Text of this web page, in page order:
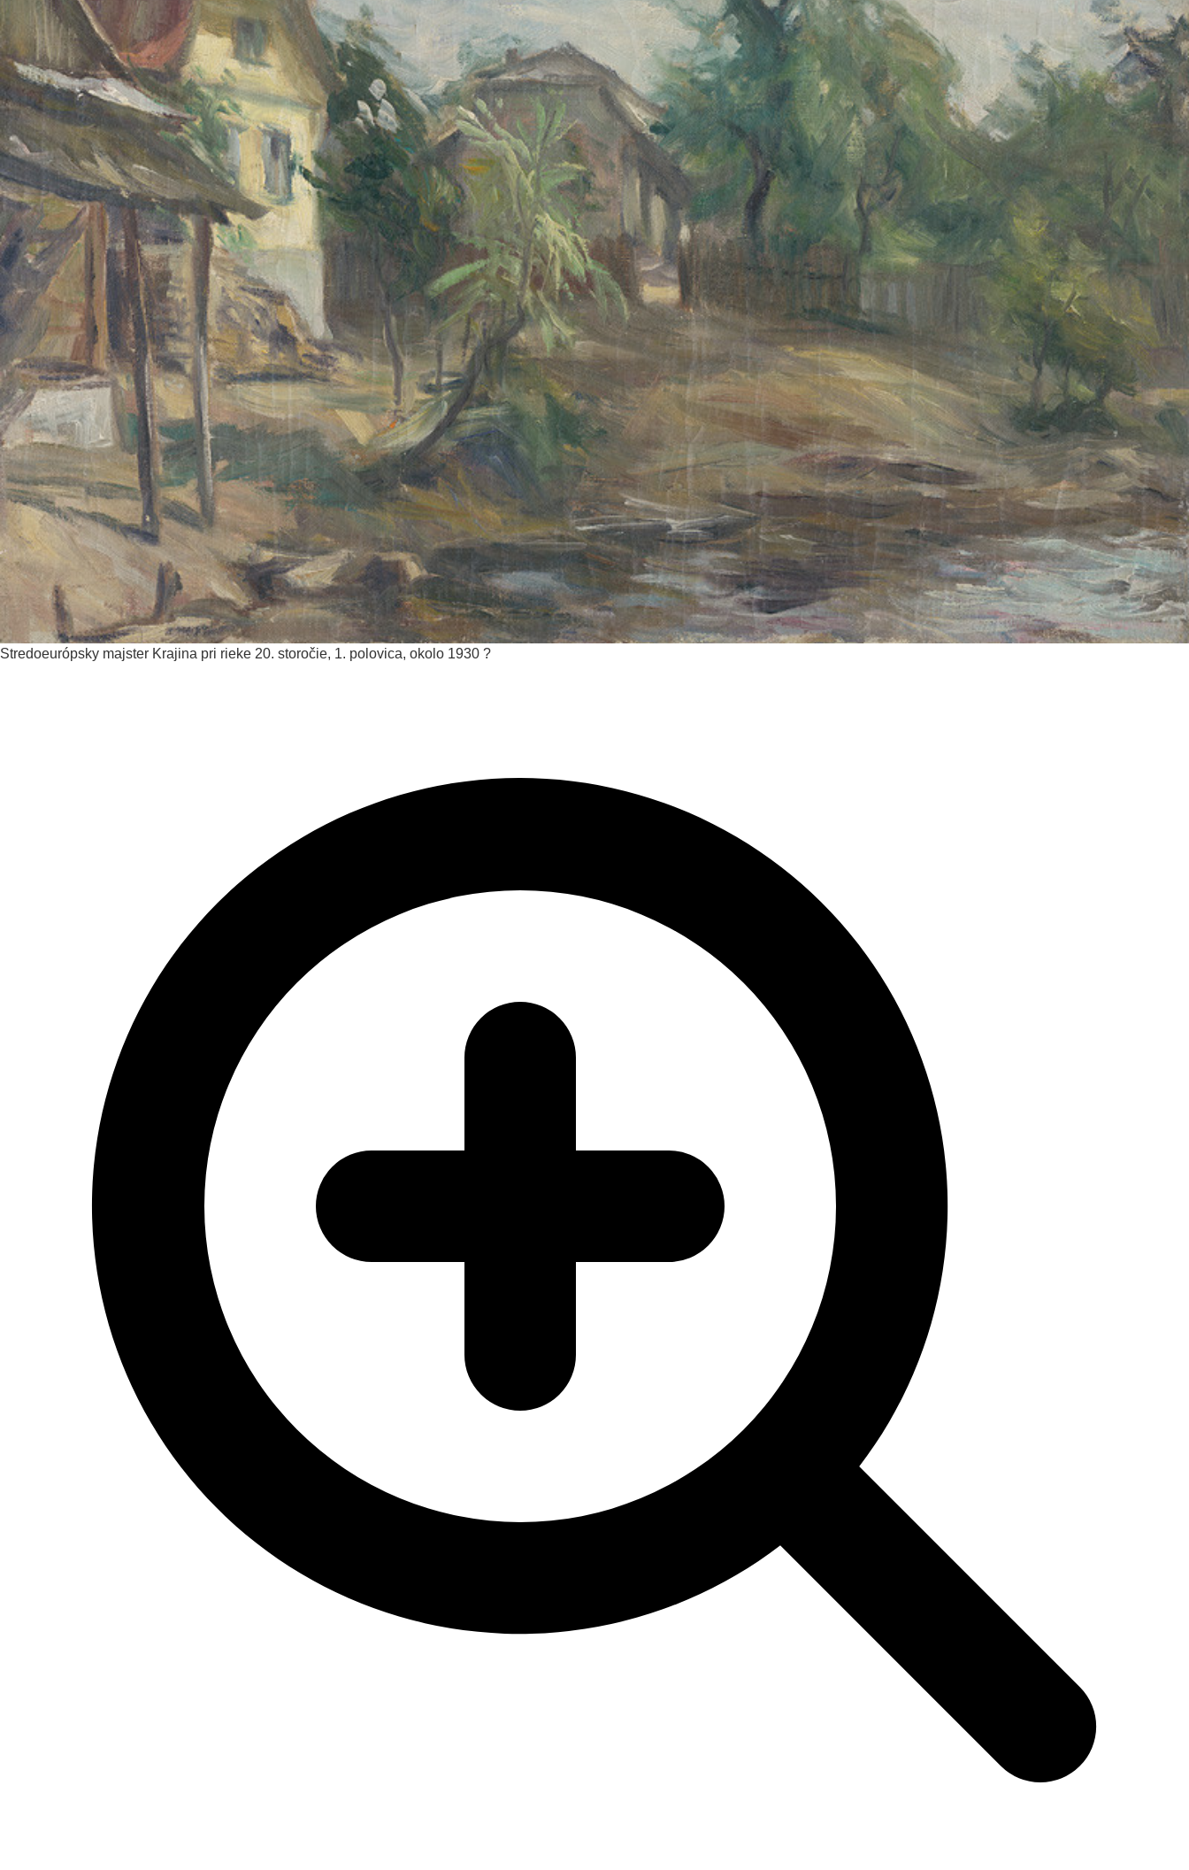
Stredoeurópsky majster Krajina pri rieke 20. storočie, 1. polovica, okolo 1930 ?